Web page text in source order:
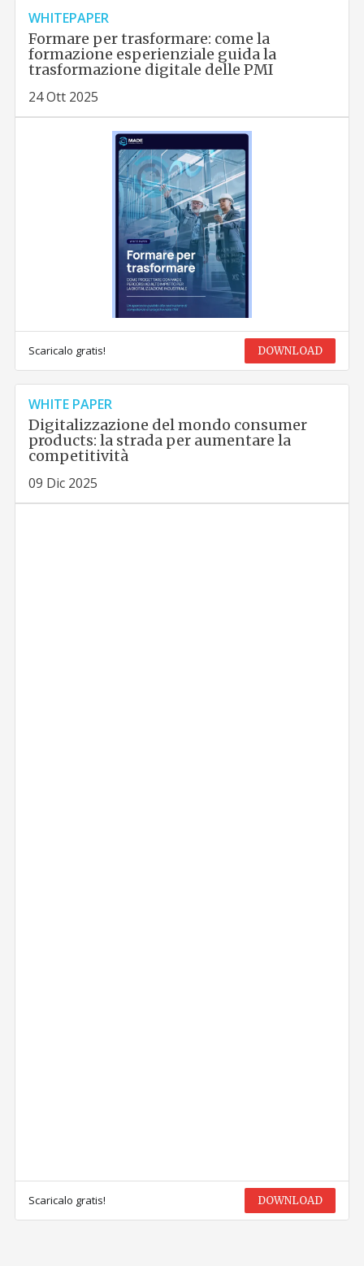
WHITEPAPER
Formare per trasformare: come la
formazione esperienziale guida la
trasformazione digitale delle PMI
24 Ott 2025
Scaricalo gratis! DOWNLOAD
WHITE PAPER
Digitalizzazione del mondo consumer
products: la strada per aumentare la
competitività
09 Dic 2025
Scaricalo gratis! DOWNLOAD